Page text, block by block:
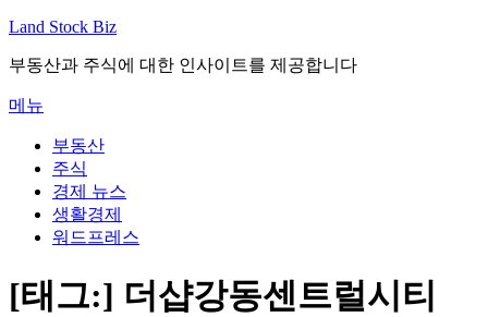
내
으
로
바
Land Stock Biz
부동산과 주식에 대한 인사이트를 제공합니다
메뉴
부동산
주식
경제 뉴스
생활경제
워드프레스
[태그:] 더샵강동센트럴시티